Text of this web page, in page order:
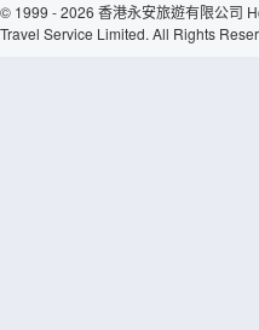
© 1999 - 2026 香港永安旅遊有限公司
Travel Service Limited. All Rights